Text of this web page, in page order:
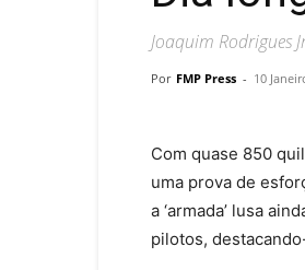
Joaquim Rodrigues
Por FMP Press - 10
Com quase 850
uma prova de
a ‘armada’ lusa
pilotos,